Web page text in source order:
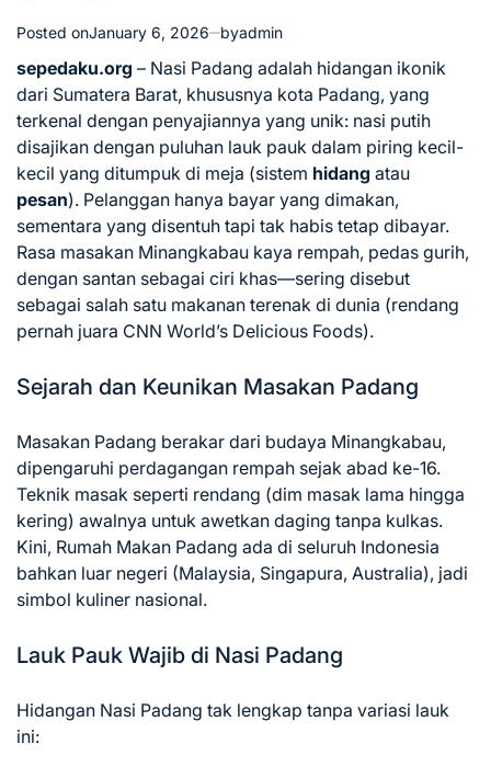
Posted onJanuary 6, 2026 byadmin
sepedaku.org – Nasi Padang adalah hidangan ikonik
dari Sumatera Barat, khususnya kota Padang, yang
terkenal dengan penyajiannya yang unik: nasi putih
disajikan dengan puluhan lauk pauk dalam piring kecil-
kecil yang ditumpuk di meja (sistem hidang atau
pesan). Pelanggan hanya bayar yang dimakan,
sementara yang disentuh tapi tak habis tetap dibayar.
Rasa masakan Minangkabau kaya rempah, pedas gurih,
dengan santan sebagai ciri khas—sering disebut
sebagai salah satu makanan terenak di dunia (rendang
pernah juara CNN World’s Delicious Foods).
Sejarah dan Keunikan Masakan Padang
Masakan Padang berakar dari budaya Minangkabau,
dipengaruhi perdagangan rempah sejak abad ke-16.
Teknik masak seperti rendang (dim masak lama hingga
kering) awalnya untuk awetkan daging tanpa kulkas.
Kini, Rumah Makan Padang ada di seluruh Indonesia
bahkan luar negeri (Malaysia, Singapura, Australia), jadi
simbol kuliner nasional.
Lauk Pauk Wajib di Nasi Padang
Hidangan Nasi Padang tak lengkap tanpa variasi lauk
ini: